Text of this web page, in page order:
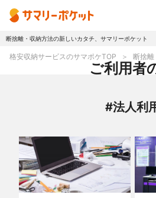
オプションサービス
おしゃれ着保管 クリ
無酸素保管 布団
断捨離・収納方法の新しいカタチ、サマリーポケット
格安収納サービスのサマポケTOP 断捨離
ご利用者
#法人利